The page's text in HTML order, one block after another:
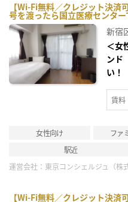
【Wi-Fi無料／クレジット決
号を渡ったら国立医療センタ
新宿
＜女
ンド
い！
賃料
女性向け ファ
駅近
運営会社： 東京コンシェルジュ（株
【Wi-Fi無料／クレジット決